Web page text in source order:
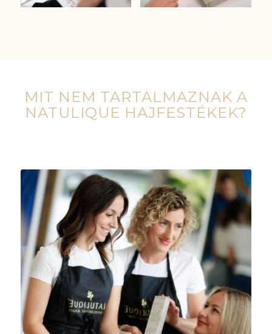
MIT NEM TARTALMAZNAK A
NATULIQUE HAJFESTÉKEK?